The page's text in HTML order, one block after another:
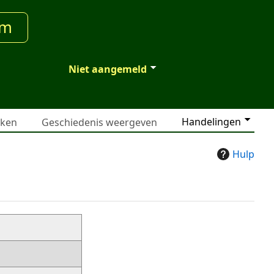
Niet aangemeld
Handelingen
Geschiedenis weergeven
Hulp